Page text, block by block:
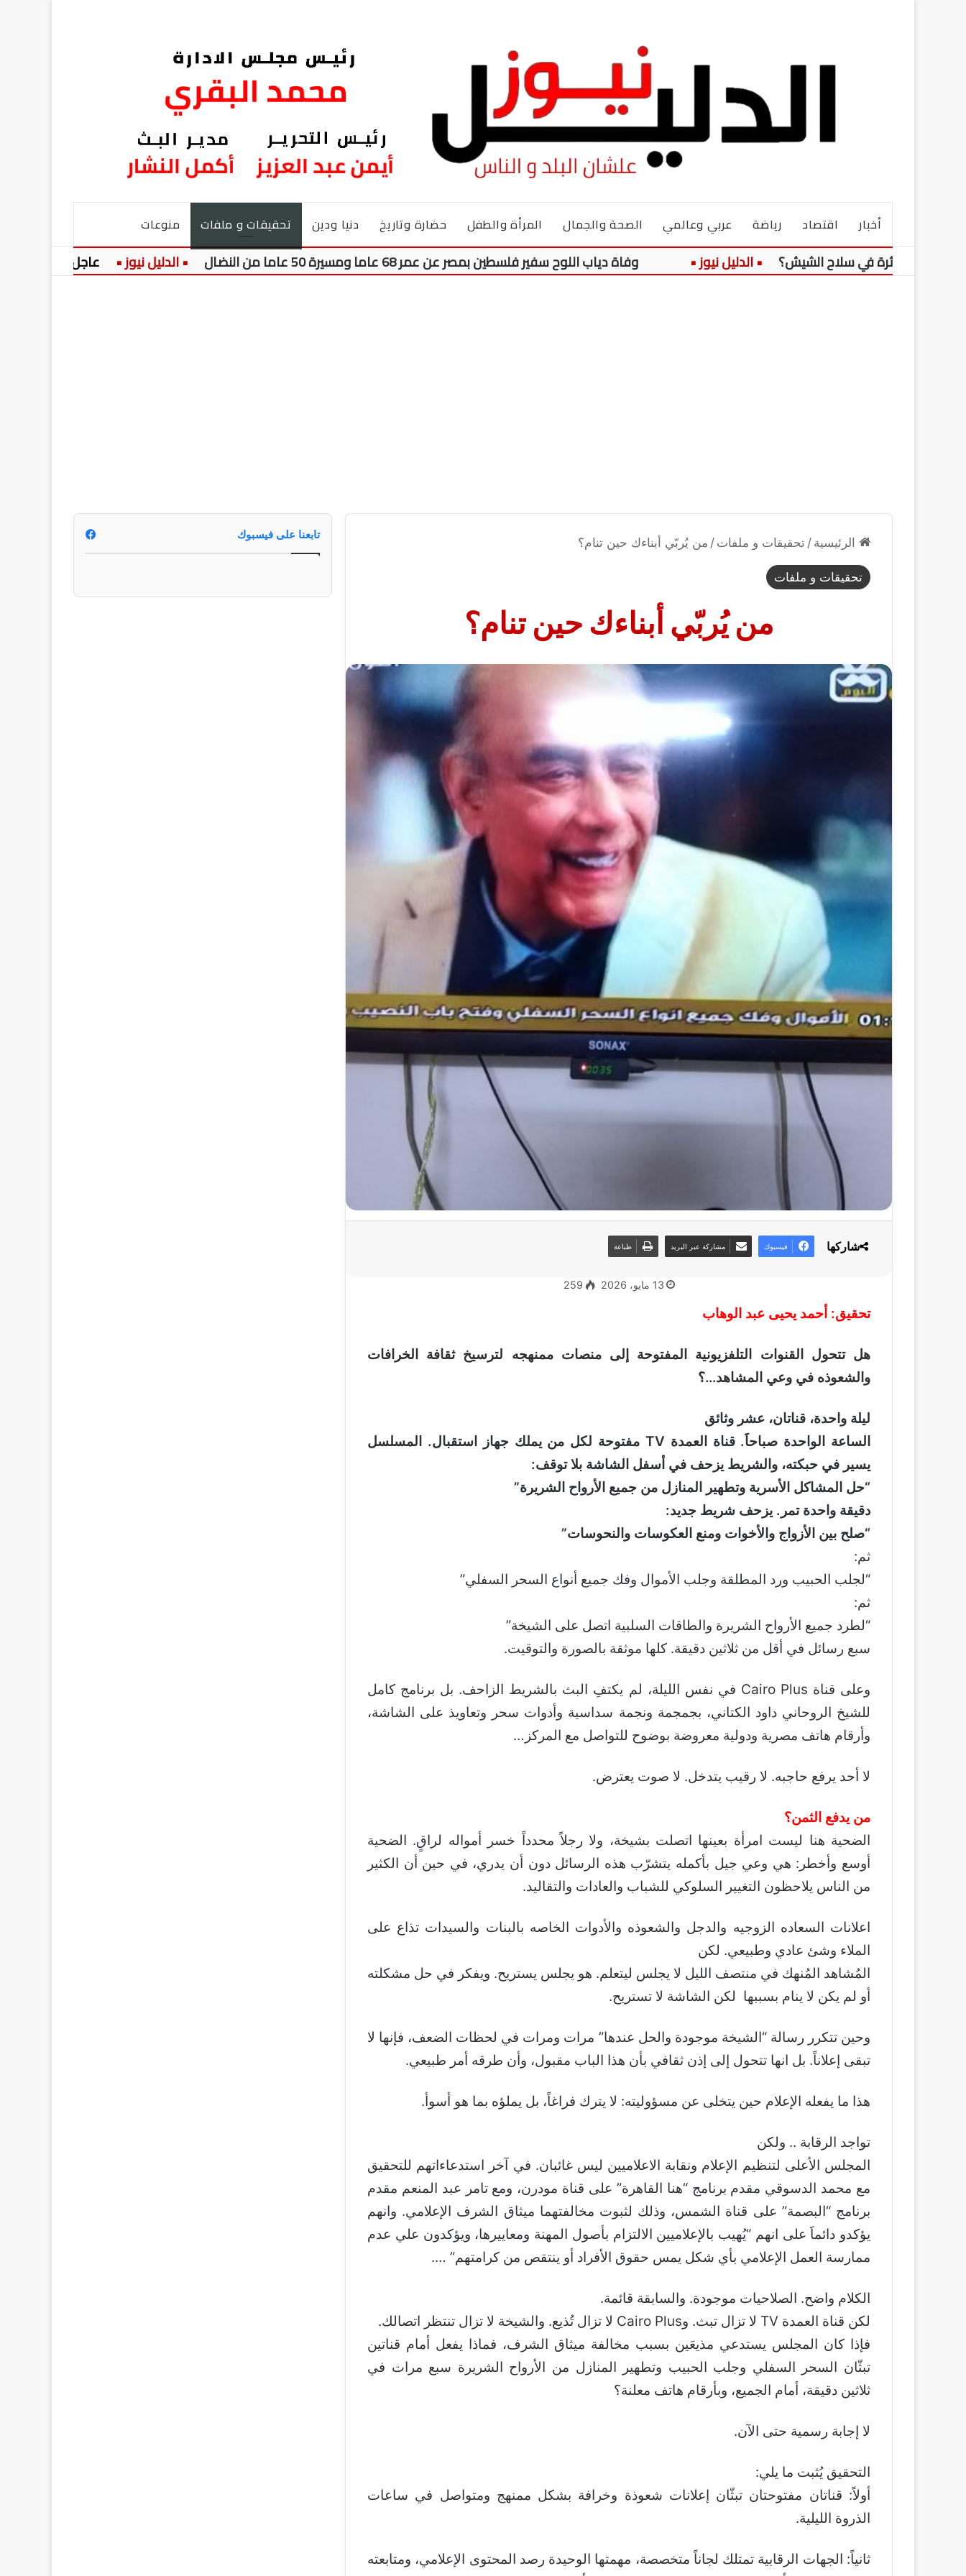
أخبار اقتصاد رياضة عربي وعالمي الصحة والجمال المرأة والطفل حضارة وتاريخ دنيا ودين تحقيقات و ملفات منوعات
مؤثرة في سلاح الشيش؟ وفاة دياب اللوح سفير فلسطين بمصر عن عمر 68 عاما ومسيرة 50 عاما من النضال عاجل: سامية نجيب
الرئيسية / تحقيقات و ملفات / من يُربّي أبناءك حين تنام؟
تحقيقات و ملفات
من يُربّي أبناءك حين تنام؟
13 مايو، 2026 259
تحقيق: أحمد يحيى عبد الوهاب
هل تتحول القنوات التلفزيونية المفتوحة إلى منصات ممنهجه لترسيخ ثقافة الخرافات
والشعوذه في وعي المشاهد…؟
ليلة واحدة، قناتان، عشر وثائق
الساعة الواحدة صباحاََ. قناة العمدة TV مفتوحة لكل من يملك جهاز استقبال. المسلسل
يسير في حبكته، والشريط يزحف في أسفل الشاشة بلا توقف:
“حل المشاكل الأسرية وتطهير المنازل من جميع الأرواح الشريرة”
دقيقة واحدة تمر. يزحف شريط جديد:
“صلح بين الأزواج والأخوات ومنع العكوسات والنحوسات”
ثم:
“لجلب الحبيب ورد المطلقة وجلب الأموال وفك جميع أنواع السحر السفلي”
ثم:
“لطرد جميع الأرواح الشريرة والطاقات السلبية اتصل على الشيخة”
سبع رسائل في أقل من ثلاثين دقيقة. كلها موثقة بالصورة والتوقيت.
وعلى قناة Cairo Plus في نفس الليلة، لم يكتفِ البث بالشريط الزاحف. بل برنامج كامل
للشيخ الروحاني داود الكتاني، بجمجمة ونجمة سداسية وأدوات سحر وتعاويذ على الشاشة،
وأرقام هاتف مصرية ودولية معروضة بوضوح للتواصل مع المركز…
لا أحد يرفع حاجبه. لا رقيب يتدخل. لا صوت يعترض.
من يدفع الثمن؟
الضحية هنا ليست امرأة بعينها اتصلت بشيخة، ولا رجلاً محدداً خسر أمواله لراقٍ. الضحية
أوسع وأخطر: هي وعي جيل بأكمله يتشرّب هذه الرسائل دون أن يدري، في حين أن الكثير
من الناس يلاحظون التغيير السلوكي للشباب والعادات والتقاليد.
اعلانات السعاده الزوجيه والدجل والشعوذه والأدوات الخاصه بالبنات والسيدات تذاع على
الملاء وشئ عادي وطبيعي. لكن
المُشاهد المُنهك في منتصف الليل لا يجلس ليتعلم. هو يجلس يستريح. ويفكر في حل مشكلته
أو لم يكن لا ينام بسببها لكن الشاشة لا تستريح.
وحين تتكرر رسالة “الشيخة موجودة والحل عندها” مرات ومرات في لحظات الضعف، فإنها لا
تبقى إعلاناً. بل انها تتحول إلى إذن ثقافي بأن هذا الباب مقبول، وأن طرقه أمر طبيعي.
هذا ما يفعله الإعلام حين يتخلى عن مسؤوليته: لا يترك فراغاً، بل يملؤه بما هو أسوأ.
تواجد الرقابة .. ولكن
المجلس الأعلى لتنظيم الإعلام ونقابة الاعلاميين ليس غائبان. في آخر استدعاءاتهم للتحقيق
مع محمد الدسوقي مقدم برنامج “هنا القاهرة” على قناة مودرن، ومع تامر عبد المنعم مقدم
برنامج “البصمة” على قناة الشمس، وذلك لثبوت مخالفتهما ميثاق الشرف الإعلامي. وانهم
يؤكدو دائماََ على انهم “يُهيب بالإعلاميين الالتزام بأصول المهنة ومعاييرها، ويؤكدون علي عدم
ممارسة العمل الإعلامي بأي شكل يمس حقوق الأفراد أو ينتقص من كرامتهم” ….
الكلام واضح. الصلاحيات موجودة. والسابقة قائمة.
لكن قناة العمدة TV لا تزال تبث. وCairo Plus لا تزال تُذيع. والشيخة لا تزال تنتظر اتصالك.
فإذا كان المجلس يستدعي مذيعَين بسبب مخالفة ميثاق الشرف، فماذا يفعل أمام قناتين
تبثّان السحر السفلي وجلب الحبيب وتطهير المنازل من الأرواح الشريرة سبع مرات في
ثلاثين دقيقة، أمام الجميع، وبأرقام هاتف معلنة؟
لا إجابة رسمية حتى الآن.
التحقيق يُثبت ما يلي:
أولاً: قناتان مفتوحتان تبثّان إعلانات شعوذة وخرافة بشكل ممنهج ومتواصل في ساعات
الذروة الليلية.
ثانياً: الجهات الرقابية تمتلك لجاناً متخصصة، مهمتها الوحيدة رصد المحتوى الإعلامي، ومتابعته
شاركها فيسبوك مشاركة عبر البريد طباعة
تابعنا على فيسبوك